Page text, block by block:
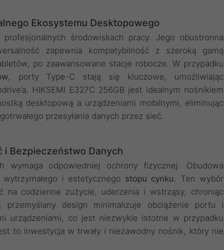
Ekosystemu Desktopowego
środowiskach pracy. Jego obustronna
zapewnia kompatybilność z szeroką gamą
po zaawansowane stacje robocze. W przypadku
, porty Type-C stają się kluczowe, umożliwiając
HIKSEMI E327C 256GB jest idealnym nośnikiem
desktopową a urządzeniami mobilnymi, eliminując
przesyłania danych przez sieć.
i Bezpieczeństwo Danych
wymaga odpowiedniej ochrony fizycznej. Obudowa
i estetycznego stopu cynku. Ten wybór
na codzienne zużycie, uderzenia i wstrząsy, chroniąc
przemyślany design minimalizuje obciążenie portu i
urządzeniami, co jest niezwykle istotne w przypadku
to inwestycja w trwały i niezawodny nośnik, który nie